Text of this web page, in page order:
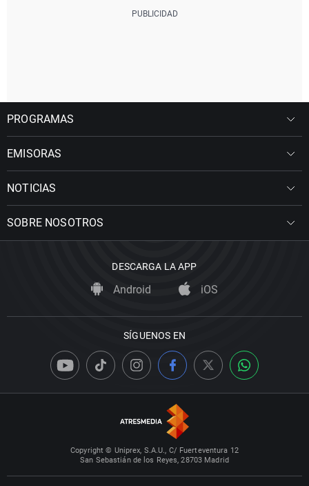
PROGRAMAS
EMISORAS
NOTICIAS
SOBRE NOSOTROS
DESCARGA LA APP
Android iOS
SÍGUENOS EN
Copyright © Uniprex, S.A.U., C/ Fuerteventura 12
San Sebastián de los Reyes, 28703 Madrid